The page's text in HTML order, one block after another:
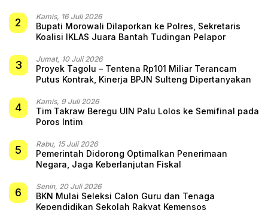
2 Kamis, 16 Juli 2026
Bupati Morowali Dilaporkan ke Polres, Sekretaris
Koalisi IKLAS Juara Bantah Tudingan Pelapor
3 Jumat, 10 Juli 2026
Proyek Tagolu – Tentena Rp101 Miliar Terancam
Putus Kontrak, Kinerja BPJN Sulteng Dipertanyakan
4 Kamis, 9 Juli 2026
Tim Takraw Beregu UIN Palu Lolos ke Semifinal pada
Poros Intim
5 Rabu, 15 Juli 2026
Pemerintah Didorong Optimalkan Penerimaan
Negara, Jaga Keberlanjutan Fiskal
6 Senin, 20 Juli 2026
BKN Mulai Seleksi Calon Guru dan Tenaga
Kependidikan Sekolah Rakyat Kemensos